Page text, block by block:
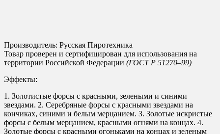
Производитель: Русская Пиротехника
Товар проверен и сертифицирован для использования на
территории Российской Федерации (ГОСТ Р 51270–99)
Эффекты:
1. Золотистые форсы с красными, зелеными и синими
звездами. 2. Серебряные форсы с красными звездами на
кончиках, синими и белым мерцанием. 3. Золотые искристые
форсы с белым мерцанием, красными огнями на концах. 4.
Золотые форсы с красными огоньками на концах и зеленым